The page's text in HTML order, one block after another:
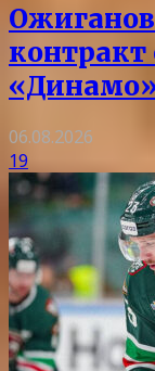
«Динамо»
06.08.2026
19